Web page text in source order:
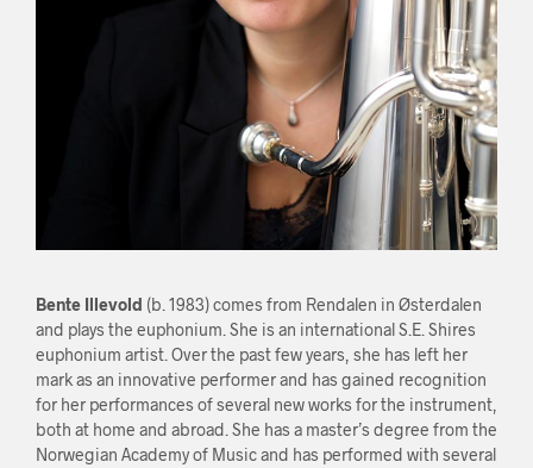
Bente Illevold (b. 1983) comes from Rendalen in Østerdalen
and plays the euphonium. She is an international S.E. Shires
euphonium artist. Over the past few years, she has left her
mark as an innovative performer and has gained recognition
for her performances of several new works for the instrument,
both at home and abroad. She has a master’s degree from the
Norwegian Academy of Music and has performed with several